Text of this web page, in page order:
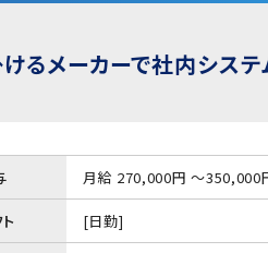
るメーカーで社内シス
月給 270,000円 ～350,000
[日勤]